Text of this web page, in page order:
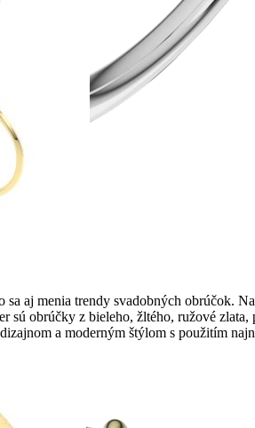
aj menia trendy svadobných obrúčok.
obrúčky z bieleho, žltého, ružové
a moderným štýlom s použitím